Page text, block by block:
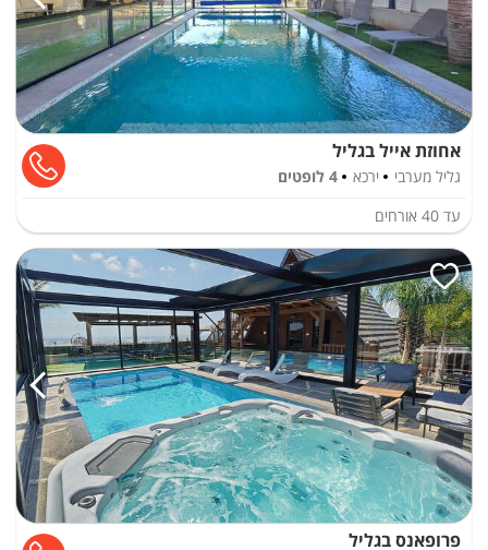
אחוזת אייל בגליל
גליל מערבי ירכא
4 לופטים
עד 40 אורחים
פרופאנס בגליל